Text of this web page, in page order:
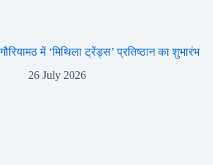
गौरियामठ में ‘मिथिला ट्रेंड्स’ प्रतिष्ठान का शुभारंभ
26 July 2026